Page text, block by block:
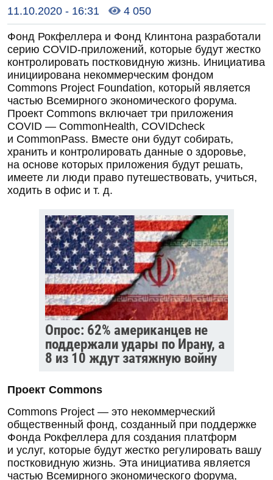
11.10.2020 - 16:31  4 050
Фонд Рокфеллера и Фонд Клинтона разработали
серию COVID-приложений, которые будут жестко
контролировать постковидную жизнь. Инициатива
инициирована некоммерческим фондом
Commons Project Foundation, который является
частью Всемирного экономического форума.
Проект Commons включает три приложения
COVID — CommonHealth, COVIDcheck
и CommonPass. Вместе они будут собирать,
хранить и контролировать данные о здоровье,
на основе которых приложения будут решать,
имеете ли люди право путешествовать, учиться,
ходить в офис и т. д.
Опрос: 62% американцев не
поддержали удары по Ирану, а
8 из 10 ждут затяжную войну
Проект Commons
Commons Project — это некоммерческий
общественный фонд, созданный при поддержке
Фонда Рокфеллера для создания платформ
и услуг, которые будут жестко регулировать вашу
постковидную жизнь. Эта инициатива является
частью Всемирного экономического форума,